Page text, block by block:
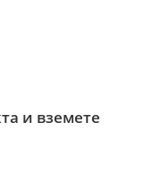
и вземете